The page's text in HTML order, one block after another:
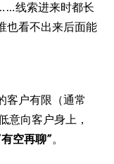
线索进来时都长
也看不出来后面能
客户有限（通常
意向客户身上，
空再聊”。